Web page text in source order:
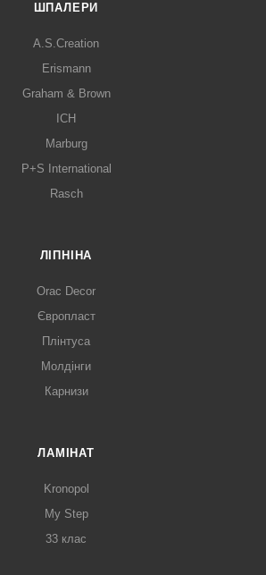
ШПАЛЕРИ
A.S.Creation
Erismann
Graham & Brown
ICH
Marburg
P+S International
Rasch
ЛІПНІНА
Orac Decor
Європласт
Плінтуса
Молдінги
Карнизи
ЛАМІНАТ
Kronopol
My Step
33 клас